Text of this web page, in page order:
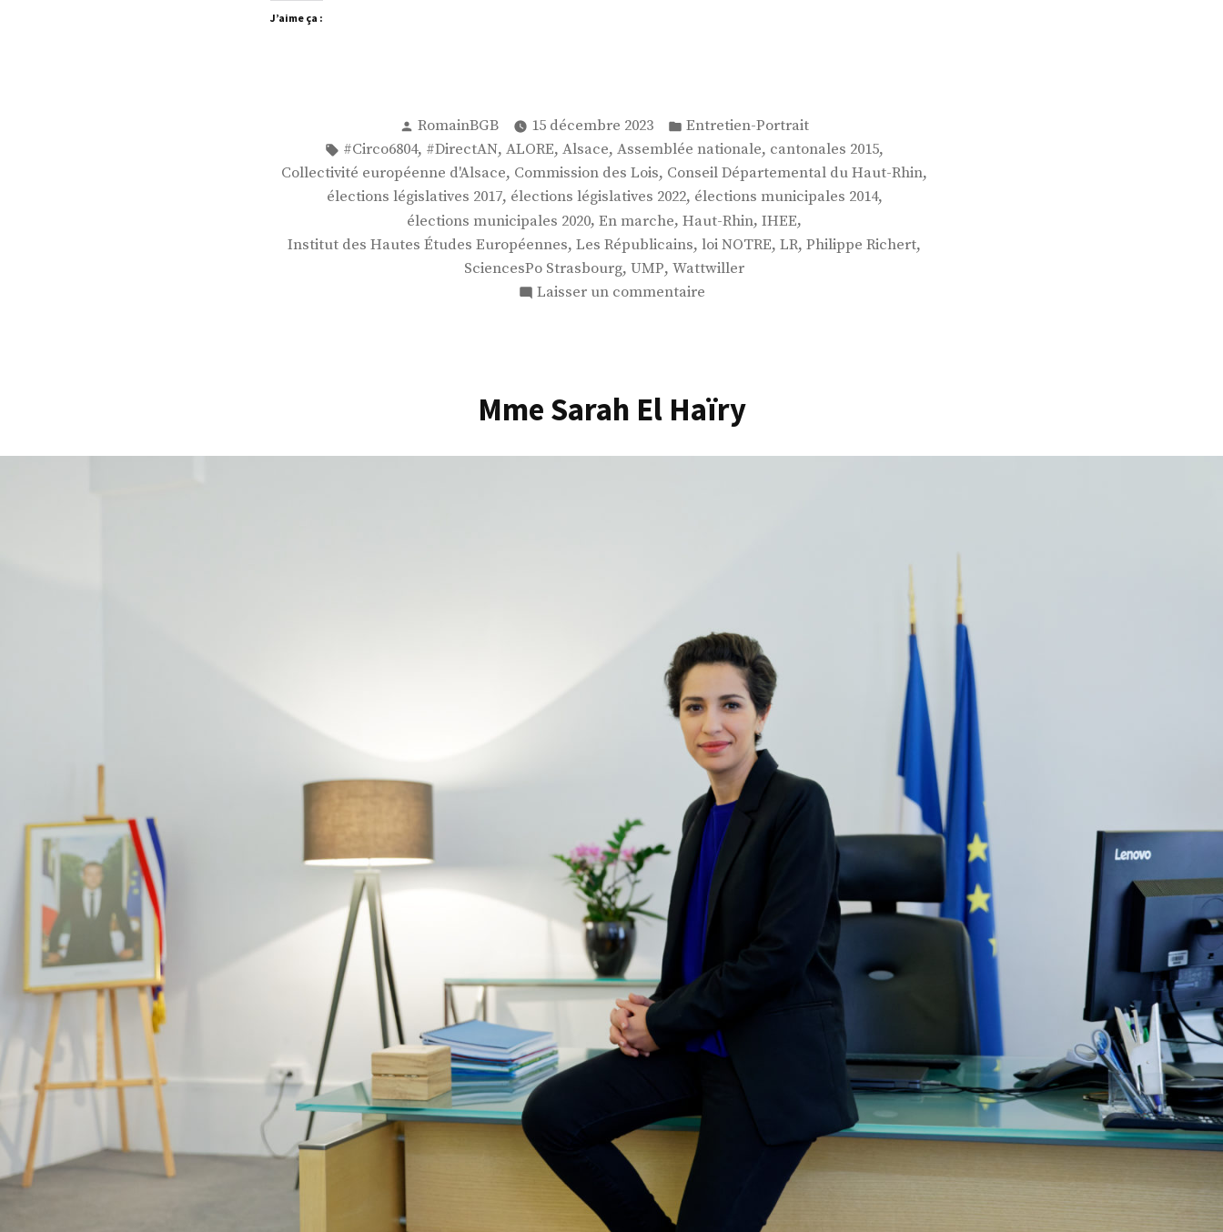
J’aime ça :
Publié
par
RomainBGB 15 décembre 2023
Publié
dans
Entretien-Portrait
Étiquettes :
#Circo6804, #DirectAN, ALORE, Alsace, Assemblée nationale, cantonales 2015,
Collectivité européenne d'Alsace, Commission des Lois, Conseil Départemental du Haut-Rhin,
élections législatives 2017, élections législatives 2022, élections municipales 2014,
élections municipales 2020, En marche, Haut-Rhin, IHEE,
Institut des Hautes Études Européennes, Les Républicains, loi NOTRE, LR, Philippe Richert,
SciencesPo Strasbourg, UMP, Wattwiller
Laisser un commentairesur
Mme Sarah El Haïry